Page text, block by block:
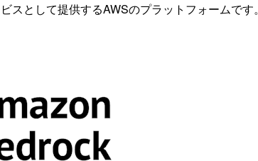
として提供するAWSのプラットフォームです。